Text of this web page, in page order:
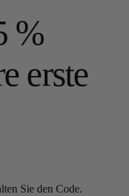
%
erste
Sie den Code.